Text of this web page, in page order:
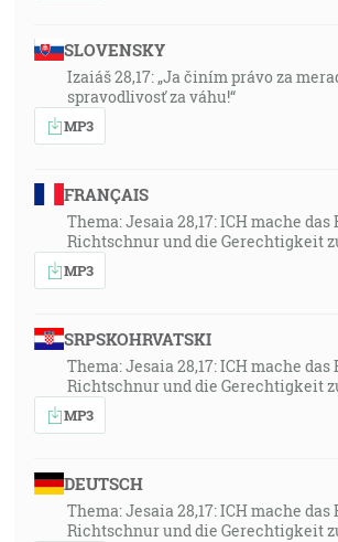
SLOVENSKY
Izaiáš 28,17: „Ja činím právo za
spravodlivosť za váhu!“
MP3
FRANÇAIS
Thema: Jesaia 28,17: ICH mache das
Richtschnur und die Gerechtigkeit
MP3
SRPSKOHRVATSKI
Thema: Jesaia 28,17: ICH mache das
Richtschnur und die Gerechtigkeit
MP3
DEUTSCH
Thema: Jesaia 28,17: ICH mache das
Richtschnur und die Gerechtigkeit